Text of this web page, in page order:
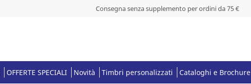
Consegna senza supplemento per ordini da 75 €
OFFERTE SPECIALI Novità Timbri personalizzati Cataloghi e Brochure